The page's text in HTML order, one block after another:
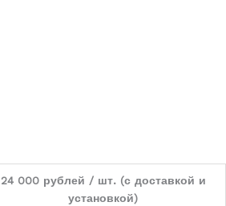
24 000 рублей / шт. (с доставкой и
установкой)